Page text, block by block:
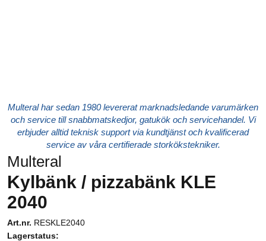
Multeral har sedan 1980 levererat marknadsledande varumärken
och service till snabbmatskedjor, gatukök och servicehandel. Vi
erbjuder alltid teknisk support via kundtjänst och kvalificerad
service av våra certifierade storkökstekniker.
Multeral
Kylbänk / pizzabänk KLE
2040
Art.nr. RESKLE2040
Lagerstatus: